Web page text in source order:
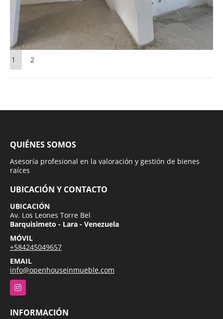
1 2
QUIÉNES SOMOS
Asesoría profesional en la valoración y gestión de bienes
raíces
UBICACIÓN Y CONTACTO
UBICACIÓN
Av. Los Leones Torre Bel
Barquisimeto - Lara - Venezuela
MÓVIL
+584245049657
EMAIL
info@openhouseinmueble.com
Instagram
INFORMACIÓN